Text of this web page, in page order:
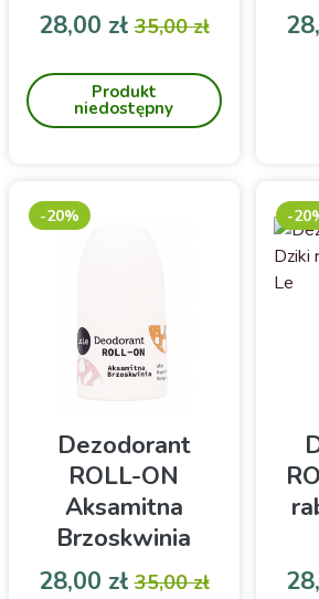
mocznikiem i hydrolatami
Cena
28,00 złCena
35,00 zł
Produkt
niedostępny
Dezodorant
ROLL-ON
Aksamitna
Brzoskwinia
50ml La-Le
Cena
28,00 złCena
35,00 zł
-20% -